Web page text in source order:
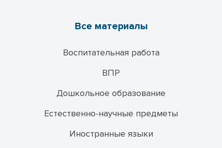
Все материалы
Воспитательная работа
ВПР
Дошкольное образование
Естественно-научные предметы
Иностранные языки